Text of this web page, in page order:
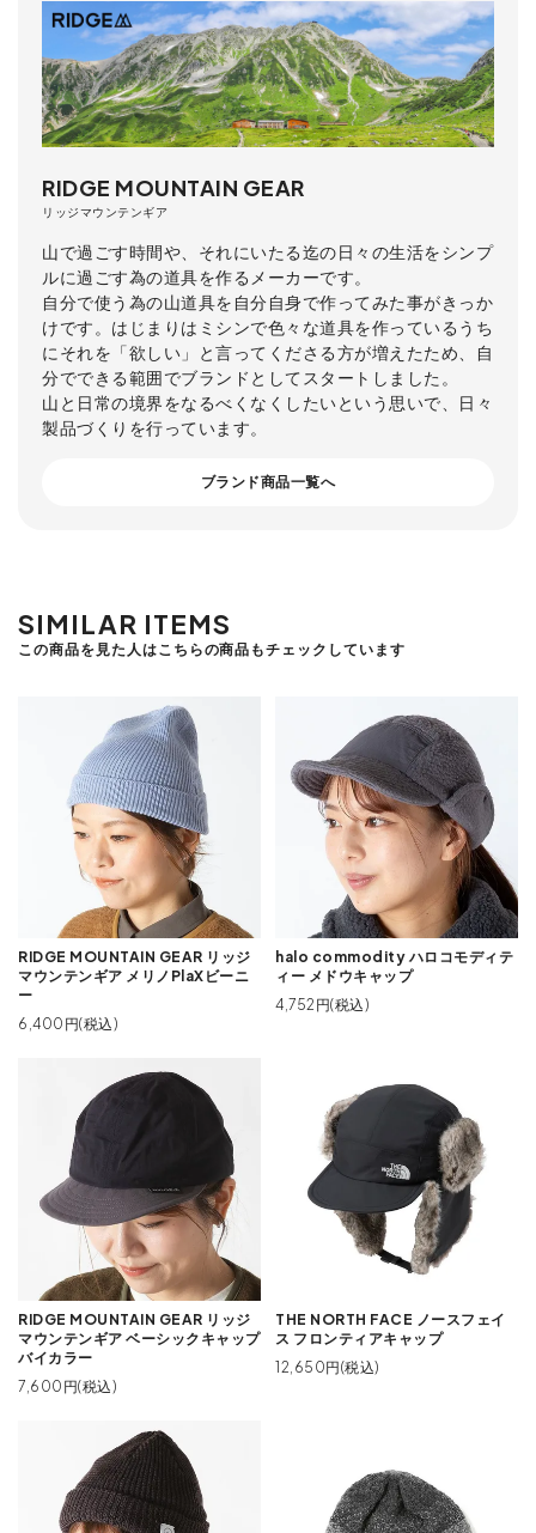
RIDGE MOUNTAIN GEAR
リッジマウンテンギア
山で過ごす時間や、それにいたる迄の日々の生活をシンプ
ルに過ごす為の道具を作るメーカーです。
自分で使う為の山道具を自分自身で作ってみた事がきっか
けです。はじまりはミシンで色々な道具を作っているうち
にそれを「欲しい」と言ってくださる方が増えたため、自
分でできる範囲でブランドとしてスタートしました。
山と日常の境界をなるべくなくしたいという思いで、日々
製品づくりを行っています。
ブランド商品一覧へ
SIMILAR ITEMS
この商品を見た人はこちらの商品もチェックしています
RIDGE MOUNTAIN GEAR リッジ
マウンテンギア メリノPlaXビーニ
ー
6,400円(税込)
halo commodity ハロコモディテ
ィー メドウキャップ
4,752円(税込)
RIDGE MOUNTAIN GEAR リッジ
マウンテンギア ベーシックキャップ
バイカラー
7,600円(税込)
THE NORTH FACE ノースフェイ
ス フロンティアキャップ
12,650円(税込)